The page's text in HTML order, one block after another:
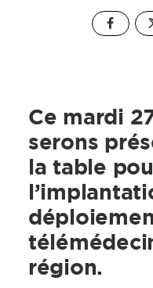
Ce mardi
serons
la table
région.